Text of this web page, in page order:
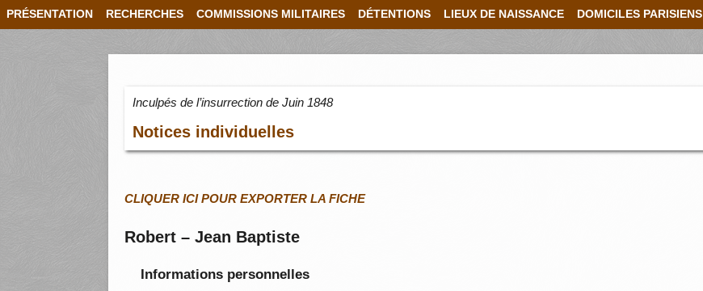
PRÉSENTATION RECHERCHES COMMISSIONS MILITAIRES DÉTENTIONS LIEUX DE NAISSANCE DOMICILES PARISIENS
Inculpés de l’insurrection de Juin 1848
Notices individuelles
CLIQUER ICI POUR EXPORTER LA FICHE
Robert – Jean Baptiste
Informations personnelles